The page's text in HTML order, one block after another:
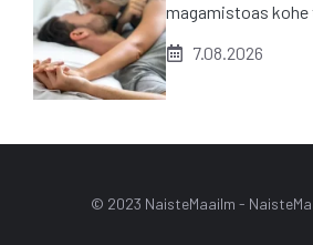
magamistoas kohe
7.08.2026
© 2023 NaisteMaailm -